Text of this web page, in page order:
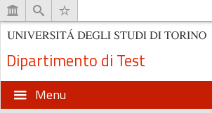
Dipartimento di Test
Menu